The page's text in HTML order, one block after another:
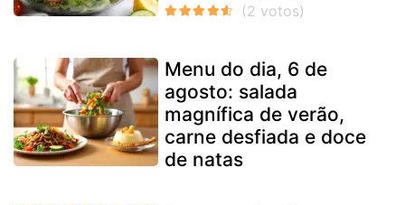
Menu do dia, 6 de
agosto: salada
magnífica de verão,
carne desfiada e doce
de natas